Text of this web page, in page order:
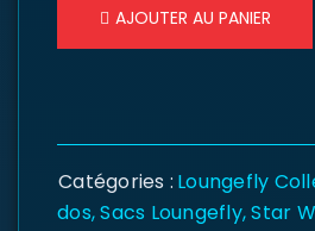
AJOUTER AU PANIER
Catégories : Loungefly
dos,Sacs Loungefly,Star